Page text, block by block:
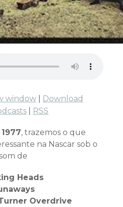
window
Download
RSS
1977, trazemos o que
na Nascar sob o
de
Heads
Overdrive